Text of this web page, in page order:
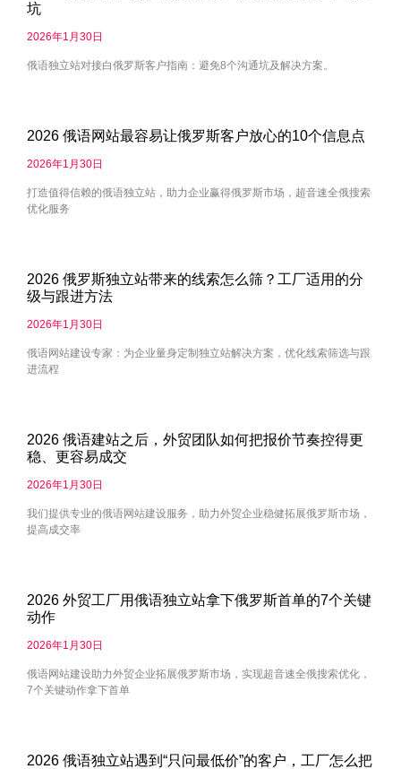
坑
2026年1月30日
俄语独立站对接白俄罗斯客户指南：避免8个沟通坑及解决方案。
2026 俄语网站最容易让俄罗斯客户放心的10个信息点
2026年1月30日
打造值得信赖的俄语独立站，助力企业赢得俄罗斯市场，超音速全俄搜索
优化服务
2026 俄罗斯独立站带来的线索怎么筛？工厂适用的分
级与跟进方法
2026年1月30日
俄语网站建设专家：为企业量身定制独立站解决方案，优化线索筛选与跟
进流程
2026 俄语建站之后，外贸团队如何把报价节奏控得更
稳、更容易成交
2026年1月30日
我们提供专业的俄语网站建设服务，助力外贸企业稳健拓展俄罗斯市场，
提高成交率
2026 外贸工厂用俄语独立站拿下俄罗斯首单的7个关键
动作
2026年1月30日
俄语网站建设助力外贸企业拓展俄罗斯市场，实现超音速全俄搜索优化，
7个关键动作拿下首单
2026 俄语独立站遇到“只问最低价”的客户，工厂怎么把